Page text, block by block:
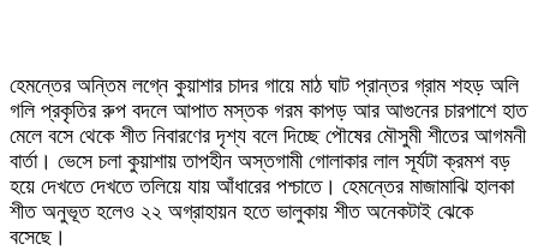
হেমন্তের অন্তিম লগ্নে কুয়াশার চাদর গায়ে মাঠ ঘাট প্রান্তর গ্রাম শহড় অলি
গলি প্রকৃতির রুপ বদলে আপাত মস্তক গরম কাপড় আর আগুনের চারপাশে হাত
মেলে বসে থেকে শীত নিবারণের দৃশ্য বলে দিচ্ছে পৌষের মৌসুমী শীতের আগমনী
বার্তা। ভেসে চলা কুয়াশায় তাপহীন অস্তগামী গোলাকার লাল সূর্যটা ক্রমশ বড়
হয়ে দেখতে দেখতে তলিয়ে যায় আঁধারের পশ্চাতে। হেমন্তের মাজামাঝি হালকা
শীত অনুভূত হলেও ২২ অগ্রাহায়ন হতে ভালুকায় শীত অনেকটাই ঝেকে
বসেছে।